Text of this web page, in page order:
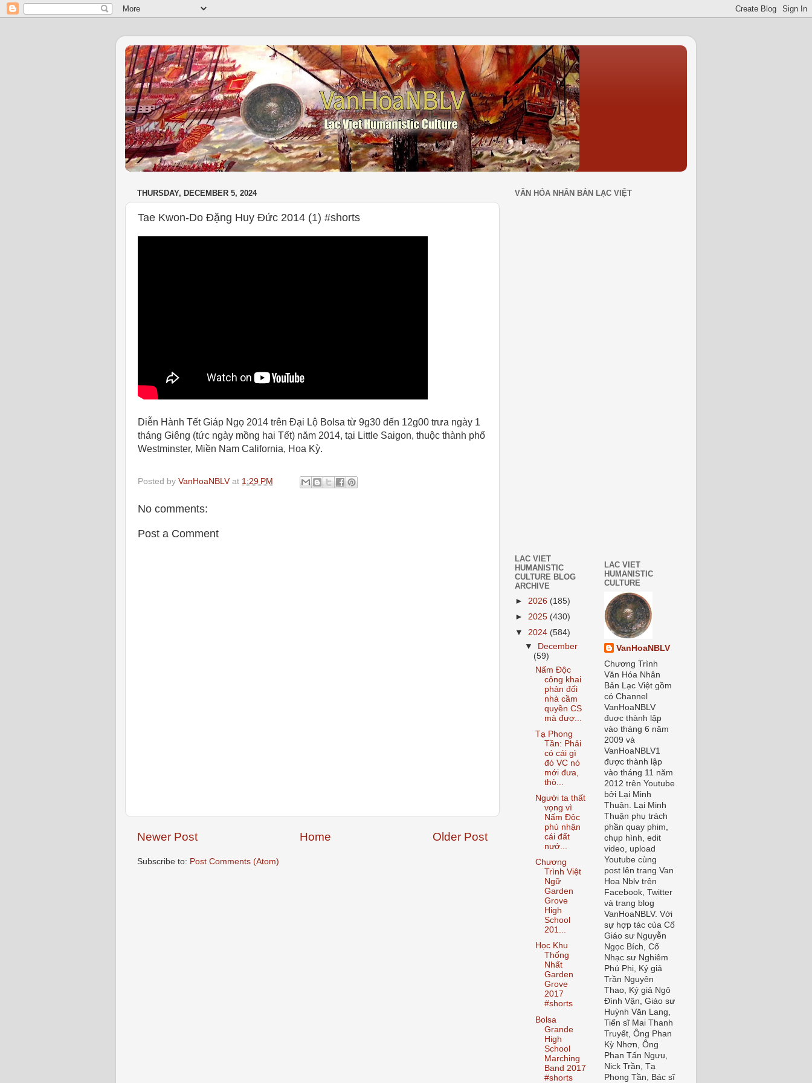
THURSDAY, DECEMBER 5, 2024
Tae Kwon-Do Đặng Huy Đức 2014 (1) #shorts
Diễn Hành Tết Giáp Ngọ 2014 trên Đại Lộ Bolsa từ 9g30 đến 12g00 trưa ngày 1
tháng Giêng (tức ngày mồng hai Tết) năm 2014, tại Little Saigon, thuộc thành phố
Westminster, Miền Nam California, Hoa Kỳ.
Posted by VanHoaNBLV at 1:29 PM
No comments:
Post a Comment
Newer Post Older Post
Home
Subscribe to: Post Comments (Atom)
VĂN HÓA NHÂN BẢN LẠC VIỆT
LAC VIET
HUMANISTIC
CULTURE BLOG
ARCHIVE
► 2026 (185)
► 2025 (430)
▼ 2024 (584)
▼
December
(59)
Nấm Độc
công khai
phản đối
nhà cầm
quyền CS
mà đượ...
Tạ Phong
Tần: Phải
có cái gì
đó VC nó
mới đưa,
thò...
Người ta thất
vọng vì
Nấm Độc
phủ nhận
cái đất
nướ...
Chương
Trình Việt
Ngữ
Garden
Grove
High
School
201...
Học Khu
Thống
Nhất
Garden
Grove
2017
#shorts
Bolsa
Grande
High
School
Marching
Band 2017
#shorts
LAC VIET
HUMANISTIC
CULTURE
VanHoaNBLV
Chương Trình
Văn Hóa Nhân
Bản Lạc Việt gồm
có Channel
VanHoaNBLV
đuợc thành lập
vào tháng 6 năm
2009 và
VanHoaNBLV1
được thành lập
vào tháng 11 năm
2012 trên Youtube
bởi Lại Minh
Thuận. Lại Minh
Thuận phụ trách
phần quay phim,
chụp hình, edit
video, upload
Youtube cùng
post lên trang Van
Hoa Nblv trên
Facebook, Twitter
và trang blog
VanHoaNBLV. Với
sự hợp tác của Cố
Giáo sư Nguyễn
Ngọc Bích, Cố
Nhạc sư Nghiêm
Phú Phi, Ký giả
Trần Nguyên
Thao, Ký giả Ngô
Đình Vận, Giáo sư
Huỳnh Văn Lang,
Tiến sĩ Mai Thanh
Truyết, Ông Phan
Kỳ Nhơn, Ông
Phan Tấn Ngưu,
Nick Trần, Tạ
Phong Tần, Bác sĩ